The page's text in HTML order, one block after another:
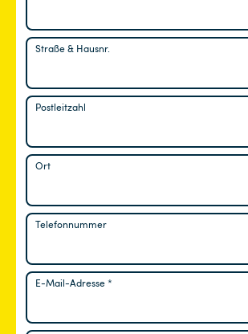
Straße & Hausnr.
Postleitzahl
Ort
Telefonnummer
E-Mail-Adresse*